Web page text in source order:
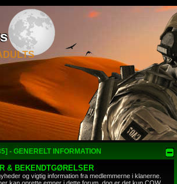
- GENERELT INFORMATION
& BEKENDTGØRELSER
og vigtig information fra medlemmerne i klanerne.